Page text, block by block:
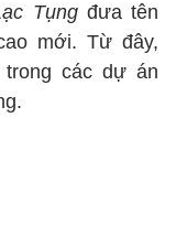
Tụngđưa tên
mới. Từ đây,
các dự án